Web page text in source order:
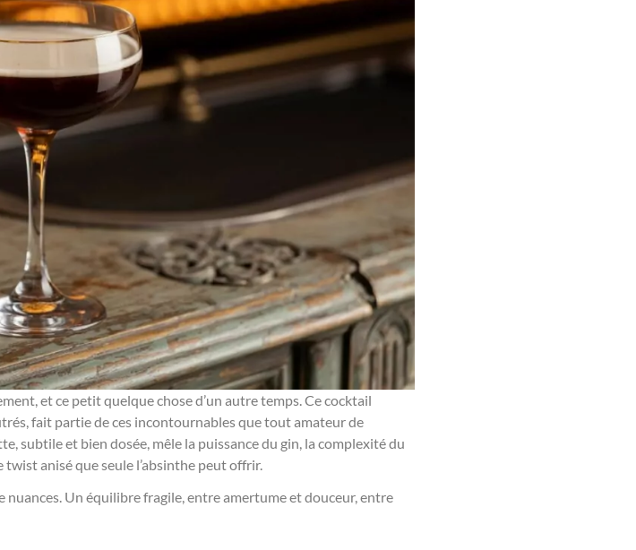
et ce petit quelque chose d’un autre temps. Ce cocktail
fait partie de ces incontournables que tout amateur de
subtile et bien dosée, mêle la puissance du gin, la complexité du
anisé que seule l’absinthe peut offrir.
Un équilibre fragile, entre amertume et douceur, entre